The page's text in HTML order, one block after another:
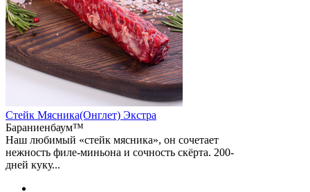
Стейк Мясника(Онглет) Экстра
Бараниенбаум™
Наш любимый «стейк мясника», он сочетает
нежность филе-миньона и сочность скёрта. 200-
дней куку...